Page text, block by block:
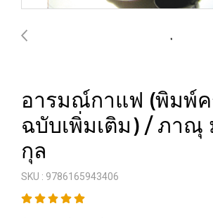
อารมณ์กาแฟ (พิมพ์ค
ฉบับเพิ่มเติม) / ภา
กุล
SKU : 9786165943406